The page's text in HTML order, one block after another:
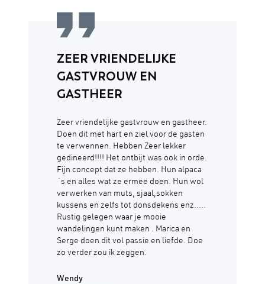
ZEER VRIENDELIJKE
GASTVROUW EN
GASTHEER
Zeer vriendelijke gastvrouw en gastheer.
Doen dit met hart en ziel voor de gasten
te verwennen. Hebben Zeer lekker
gedineerd!!!! Het ontbijt was ook in orde.
Fijn concept dat ze hebben. Hun alpaca
´s en alles wat ze ermee doen. Hun wol
verwerken van muts, sjaal,sokken
kussens en zelfs tot donsdekens enz.....
Rustig gelegen waar je mooie
wandelingen kunt maken . Marica en
Serge doen dit vol passie en liefde. Doe
zo verder zou ik zeggen.
Wendy